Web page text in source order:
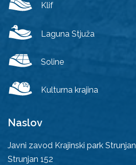
Klif
Laguna Stjuža
Soline
Kulturna krajina
Naslov
Javni zavod Krajinski park Strunjan
Strunjan 152